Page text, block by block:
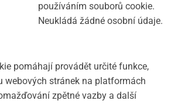
používáním souborů cookie.
Neukládá žádné osobní údaje.
pomáhají provádět určité funkce,
webových stránek na platformách
zpětné vazby a další